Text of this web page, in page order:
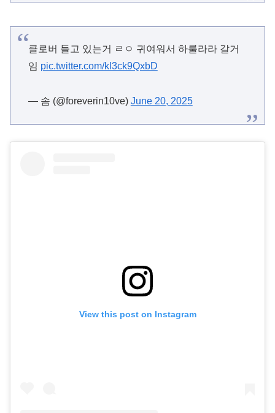
클로버 들고 있는거 ㄹㅇ 귀여워서 하룰라라 갈거
임pic.twitter.com/kl3ck9QxbD